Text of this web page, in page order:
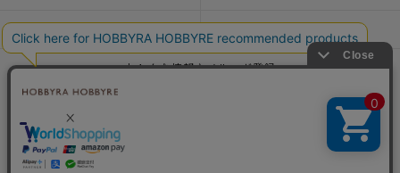
一緒に働こう♪求人情報
おトクな情報♪メルマガ登録
© 2026 HOBBYRA HOBBYRE CORPORATION ALL Rights Reserved